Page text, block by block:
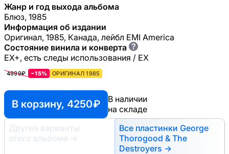
Жанр и год выхода альбома
Блюз, 1985
Информация об издании
Оригинал, 1985, Канада, лейбл EMI America
Состояние винила и конверта ?
EX+, есть следы использования / EX
4999₽ −15% ОРИГИНАЛ 1985
В корзину, 4250 ₽
В наличии
на складе
Другие варианты
этого альбома
→
Все пластинки George
Thorogood & The
Destroyers →